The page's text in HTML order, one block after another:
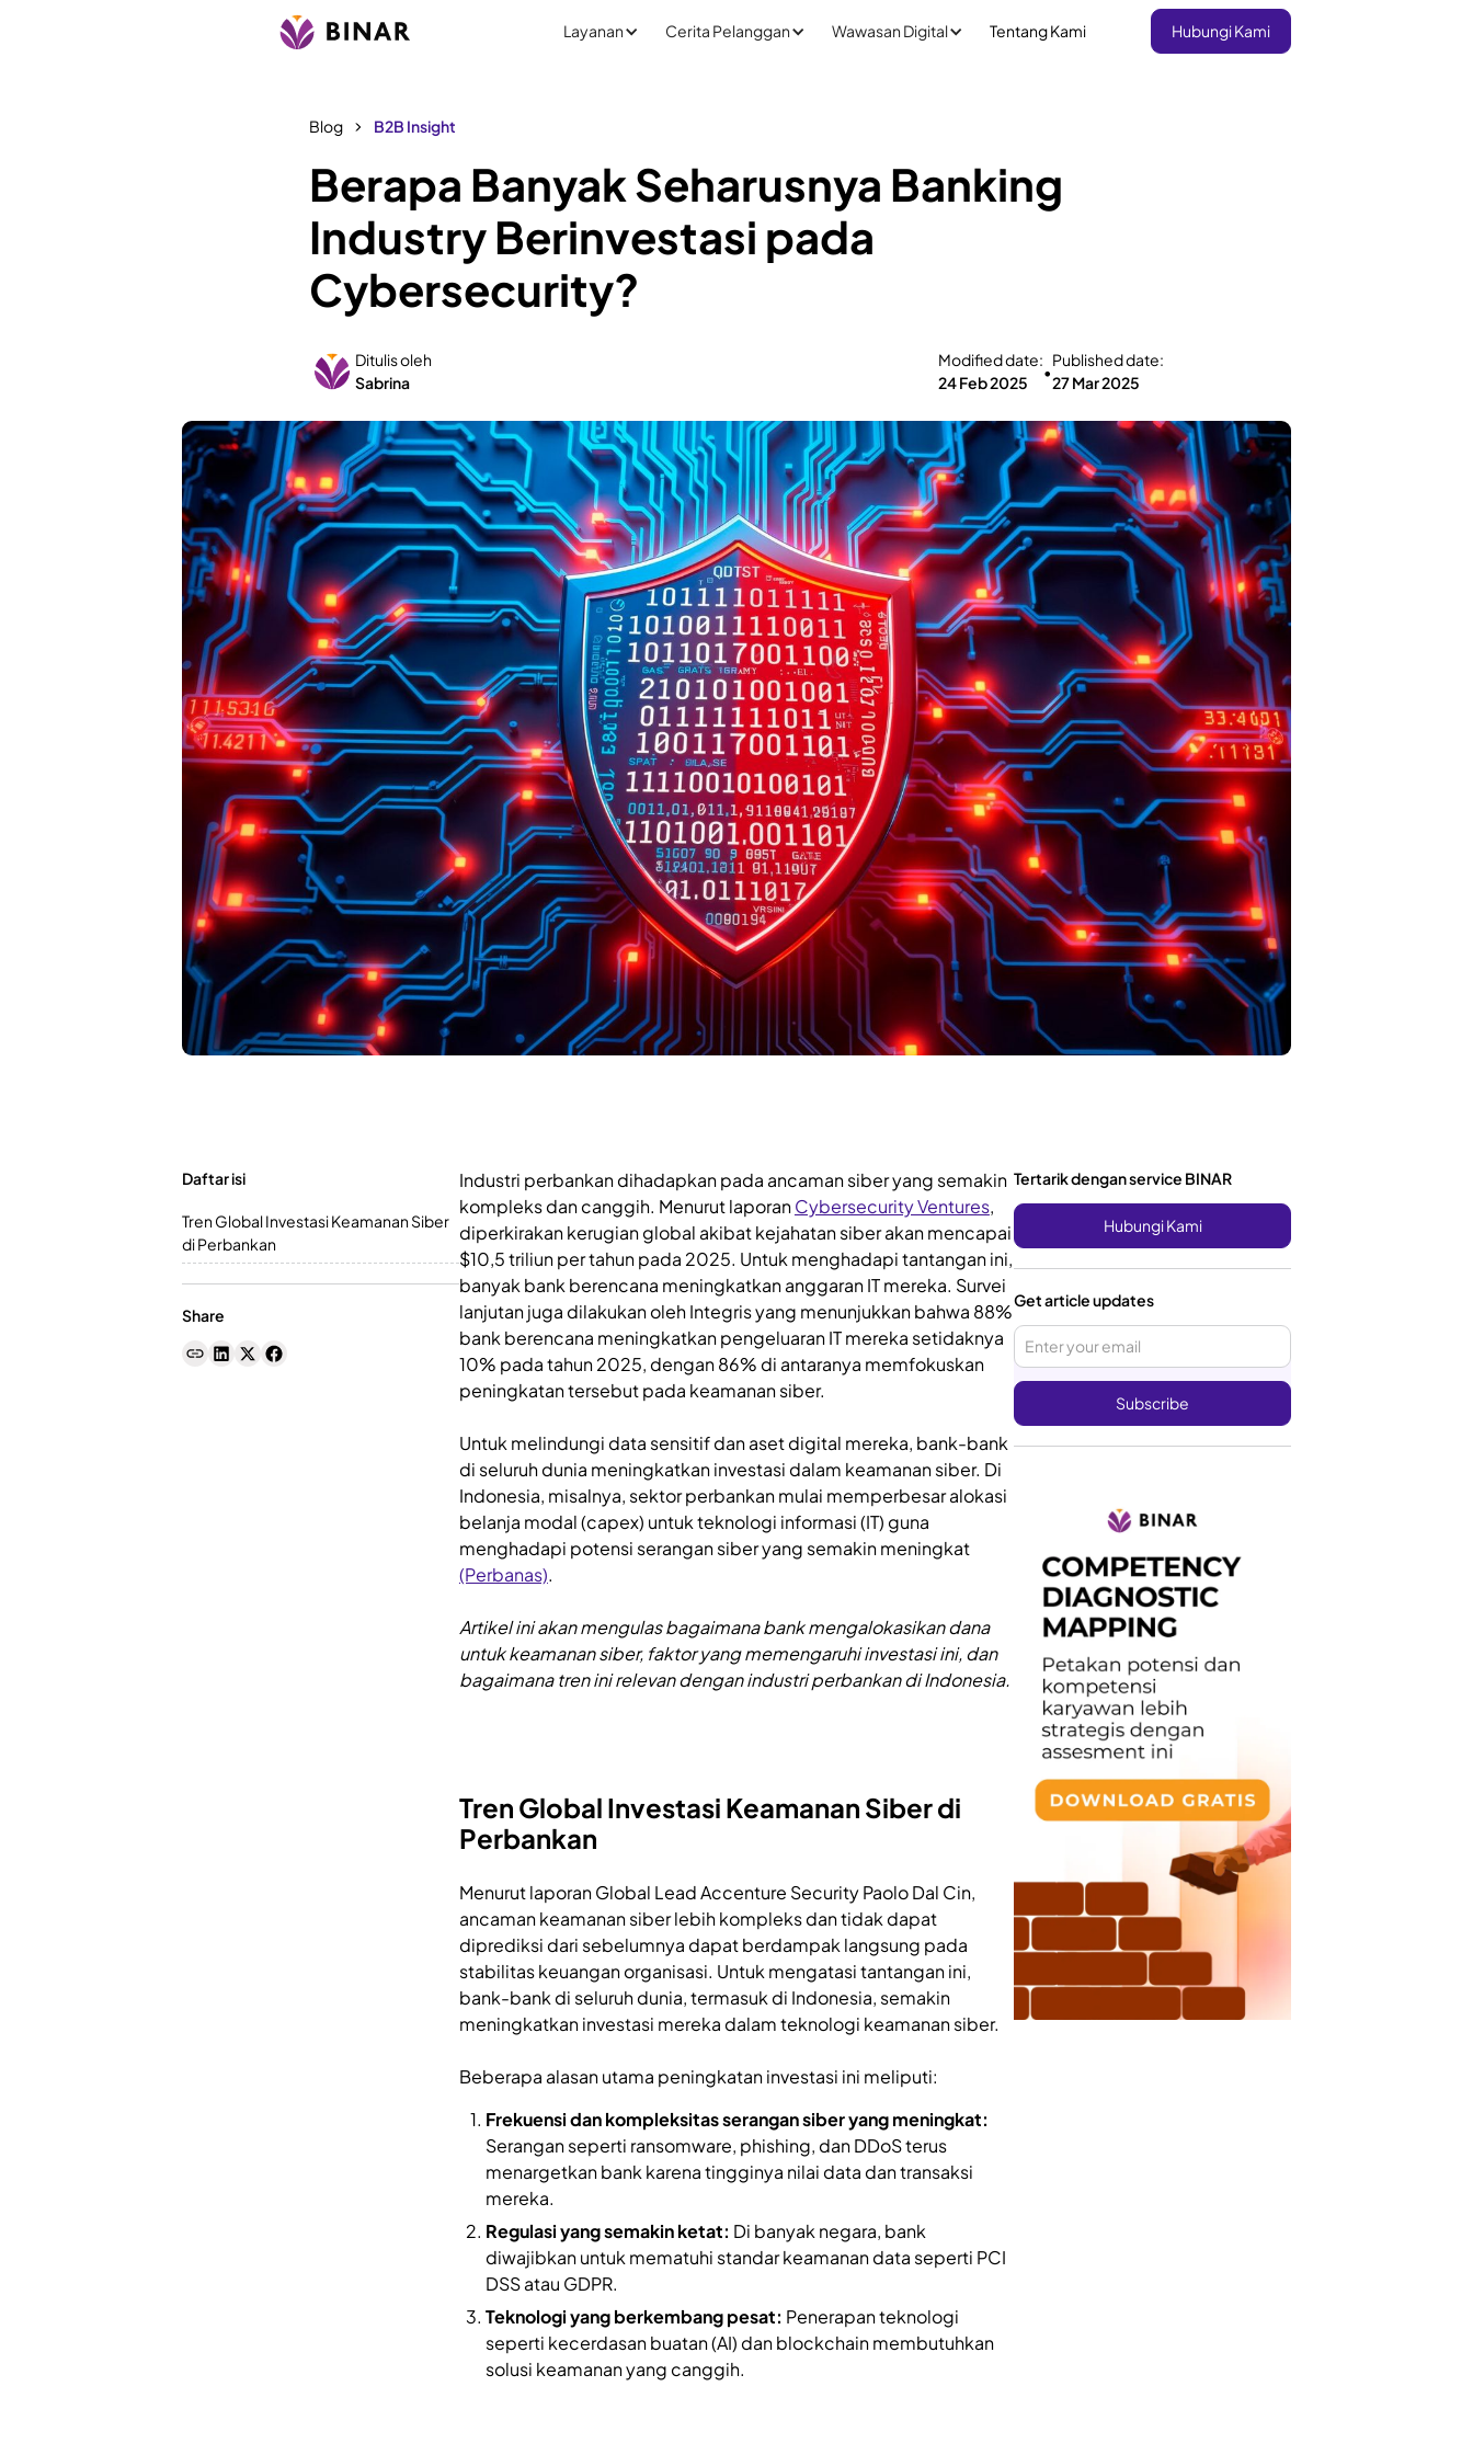
Layanan Cerita Pelanggan Wawasan Digital Tentang Kami Hubungi Kami
Blog B2B Insight
Berapa Banyak Seharusnya Banking
Industry Berinvestasi pada
Cybersecurity?
Ditulis oleh
Sabrina
Modified date:
24 Feb 2025
•
Published date:
27 Mar 2025
Daftar isi
Tren Global Investasi Keamanan Siber
di Perbankan
Share
Industri perbankan dihadapkan pada ancaman siber yang semakin
kompleks dan canggih. Menurut laporanCybersecurity Ventures,
diperkirakan kerugian global akibat kejahatan siber akan mencapai
$10,5 triliun per tahun pada 2025. Untuk menghadapi tantangan ini,
banyak bank berencana meningkatkan anggaran IT mereka. Survei
lanjutan juga dilakukan oleh Integris yang menunjukkan bahwa 88%
bank berencana meningkatkan pengeluaran IT mereka setidaknya
10% pada tahun 2025, dengan 86% di antaranya memfokuskan
peningkatan tersebut pada keamanan siber.
Untuk melindungi data sensitif dan aset digital mereka, bank-bank
di seluruh dunia meningkatkan investasi dalam keamanan siber. Di
Indonesia, misalnya, sektor perbankan mulai memperbesar alokasi
belanja modal (capex) untuk teknologi informasi (IT) guna
menghadapi potensi serangan siber yang semakin meningkat
(Perbanas).
Artikel ini akan mengulas bagaimana bank mengalokasikan dana
untuk keamanan siber, faktor yang memengaruhi investasi ini, dan
bagaimana tren ini relevan dengan industri perbankan di Indonesia.
Tren Global Investasi Keamanan Siber di
Perbankan
Menurut laporan Global Lead Accenture Security Paolo Dal Cin,
ancaman keamanan siber lebih kompleks dan tidak dapat
diprediksi dari sebelumnya dapat berdampak langsung pada
stabilitas keuangan organisasi. Untuk mengatasi tantangan ini,
bank-bank di seluruh dunia, termasuk di Indonesia, semakin
meningkatkan investasi mereka dalam teknologi keamanan siber.
Beberapa alasan utama peningkatan investasi ini meliputi:
Frekuensi dan kompleksitas serangan siber yang meningkat:
Serangan seperti ransomware, phishing, dan DDoS terus
menargetkan bank karena tingginya nilai data dan transaksi
mereka.
Regulasi yang semakin ketat: Di banyak negara, bank
diwajibkan untuk mematuhi standar keamanan data seperti PCI
DSS atau GDPR.
Teknologi yang berkembang pesat: Penerapan teknologi
seperti kecerdasan buatan (AI) dan blockchain membutuhkan
solusi keamanan yang canggih.
Tertarik dengan service BINAR
Hubungi Kami
Get article updates